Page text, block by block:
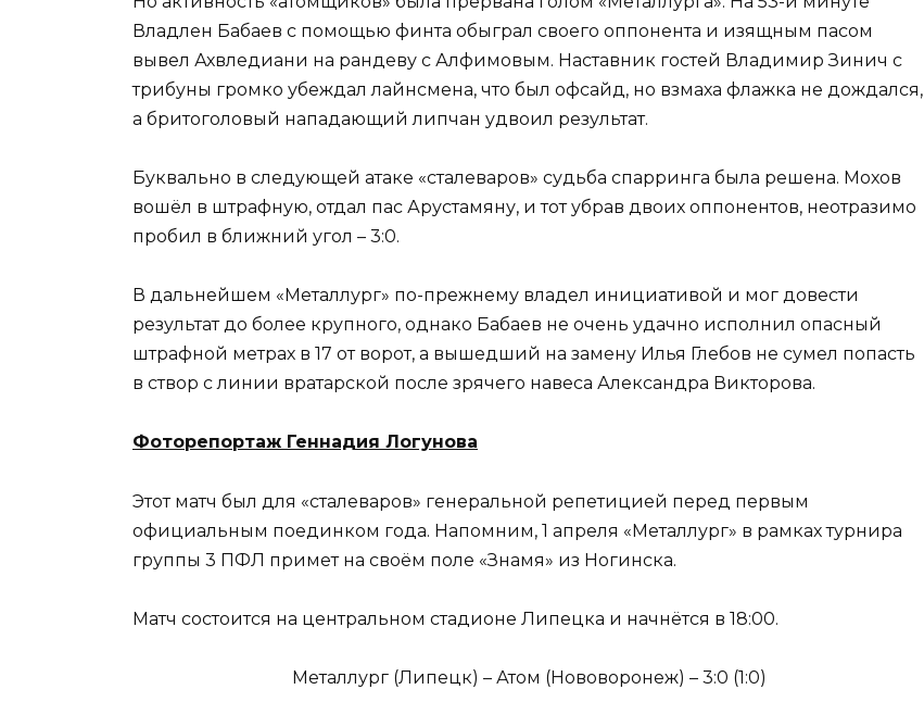
Владлен Бабаев с помощью финта обыграл своего оппонента и изящным пасом
вывел Ахвледиани на рандеву с Алфимовым. Наставник гостей Владимир Зинич с
трибуны громко убеждал лайнсмена, что был офсайд, но взмаха флажка не дождался,
а бритоголовый нападающий липчан удвоил результат.
Буквально в следующей атаке «сталеваров» судьба спарринга была решена. Мохов
вошёл в штрафную, отдал пас Арустамяну, и тот убрав двоих оппонентов, неотразимо
пробил в ближний угол – 3:0.
В дальнейшем «Металлург» по-прежнему владел инициативой и мог довести
результат до более крупного, однако Бабаев не очень удачно исполнил опасный
штрафной метрах в 17 от ворот, а вышедший на замену Илья Глебов не сумел попасть
в створ с линии вратарской после зрячего навеса Александра Викторова.
Фоторепортаж Геннадия Логунова
Этот матч был для «сталеваров» генеральной репетицией перед первым
официальным поединком года. Напомним, 1 апреля «Металлург» в рамках турнира
группы 3 ПФЛ примет на своём поле «Знамя» из Ногинска.
Матч состоится на центральном стадионе Липецка и начнётся в 18:00.
Металлург (Липецк) – Атом (Нововоронеж) – 3:0 (1:0)